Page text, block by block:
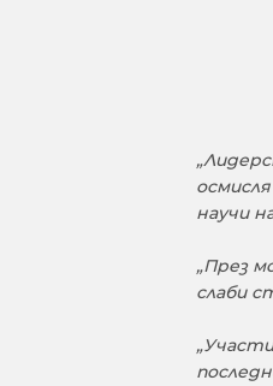
научи
„През
слаби